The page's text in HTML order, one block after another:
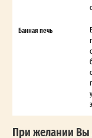
Банная печь
При желании Вы